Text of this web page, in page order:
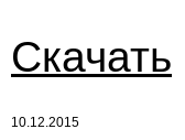
Скачать
10.12.2015